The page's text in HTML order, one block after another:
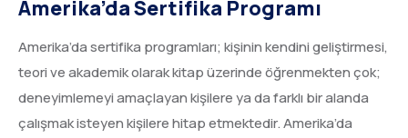
Amerika’da Sertifika Programı
Amerika’da sertifika programları; kişinin kendini geliştirmesi,
teori ve akademik olarak kitap üzerinde öğrenmekten çok;
deneyimlemeyi amaçlayan kişilere ya da farklı bir alanda
çalışmak isteyen kişilere hitap etmektedir. Amerika’da